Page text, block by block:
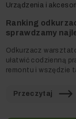
Urządzenia i
Ranking
sprawdzamy
Odkurzacz
ułatwić codzienną
remontu i wszędzie
Przeczytaj